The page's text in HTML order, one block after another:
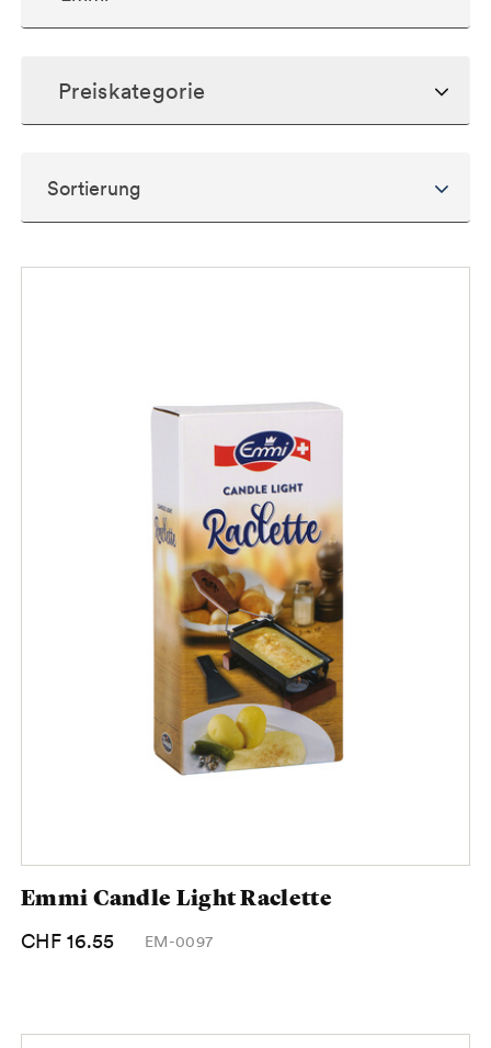
Preiskategorie
Sortierung
Emmi Candle Light Raclette
CHF 16.55 EM-0097